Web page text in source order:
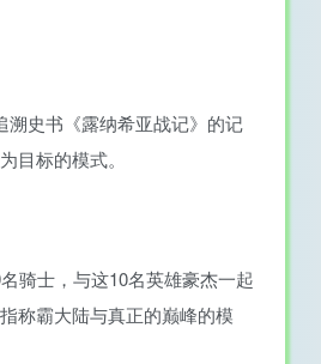
溯史书《露纳希亚战记》的记
目标的模式。
骑士，与这10名英雄豪杰一起
称霸大陆与真正的巅峰的模